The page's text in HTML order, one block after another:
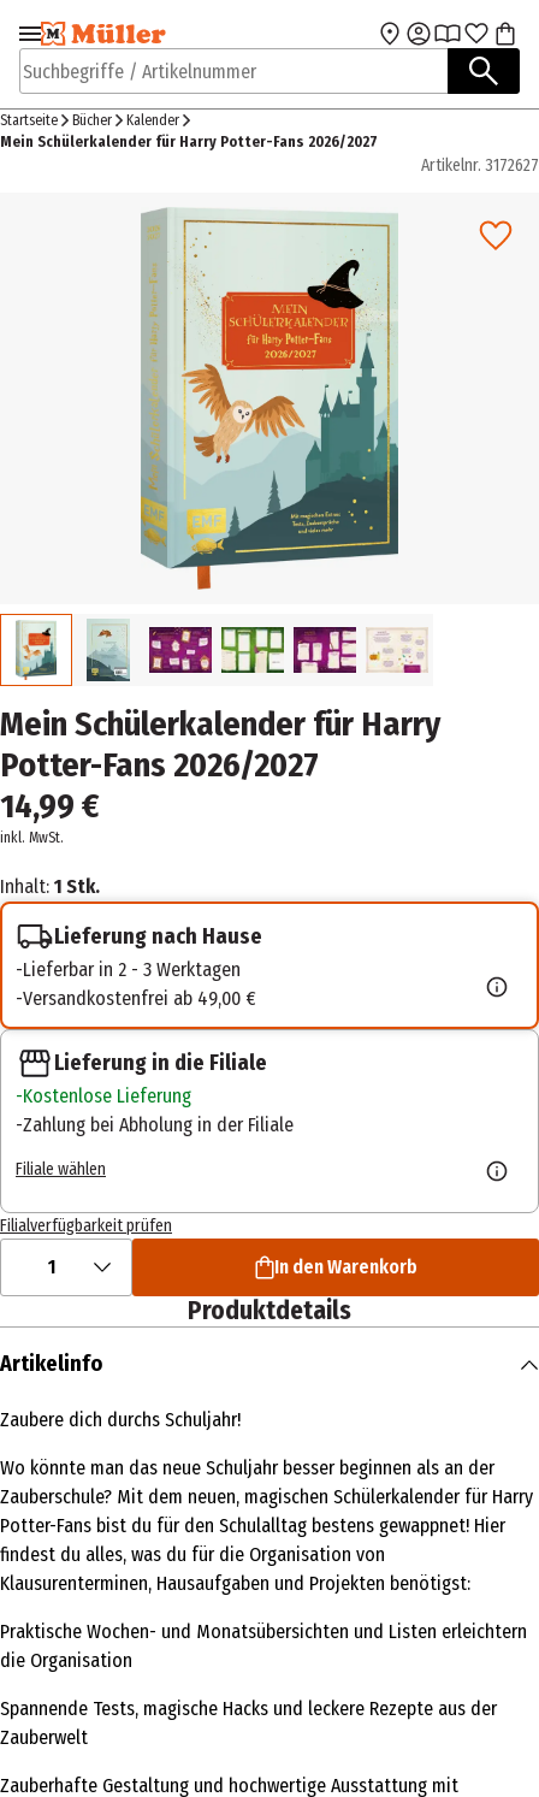
Zur Navigation
springen
Zum Hauptinhalt
Suchbegriffe / Artikelnummer
Startseite Bücher
Kalender
Mein Schülerkalender für Harry Potter-Fans 2026/2027
Artikelnr. 3172627
Mein Schülerkalender für Harry
Potter-Fans 2026/2027
14,99 €
inkl. MwSt.
Inhalt: 1 Stk.
Lieferung nach Hause
Lieferbar in 2 - 3 Werktagen
Versandkostenfrei ab 49,00 €
Lieferung in die Filiale
Kostenlose Lieferung
Zahlung bei Abholung in der Filiale
Filiale wählen
Filialverfügbarkeit prüfen
1 In den Warenkorb
Produktdetails
Artikelinfo
Zaubere dich durchs Schuljahr!
Wo könnte man das neue Schuljahr besser beginnen als an der
Zauberschule? Mit dem neuen, magischen Schülerkalender für Harry
Potter-Fans bist du für den Schulalltag bestens gewappnet! Hier
findest du alles, was du für die Organisation von
Klausurenterminen, Hausaufgaben und Projekten benötigst:
Praktische Wochen- und Monatsübersichten und Listen erleichtern
die Organisation
Spannende Tests, magische Hacks und leckere Rezepte aus der
Zauberwelt
Zauberhafte Gestaltung und hochwertige Ausstattung mit